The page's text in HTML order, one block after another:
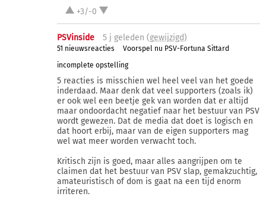
+3/-0
PSVinside 5 j geleden (gewijzigd)
51 nieuwsreacties
Voorspel nu PSV-Fortuna Sittard
incomplete opstelling
5 reacties is misschien wel heel veel van het goede
inderdaad. Maar denk dat veel supporters (zoals ik)
er ook wel een beetje gek van worden dat er altijd
maar ondoordacht negatief naar het bestuur van PSV
wordt gewezen. Dat de media dat doet is logisch en
dat hoort erbij, maar van de eigen supporters mag
wel wat meer worden verwacht toch.
Kritisch zijn is goed, maar alles aangrijpen om te
claimen dat het bestuur van PSV slap, gemakzuchtig,
amateuristisch of dom is gaat na een tijd enorm
irriteren.